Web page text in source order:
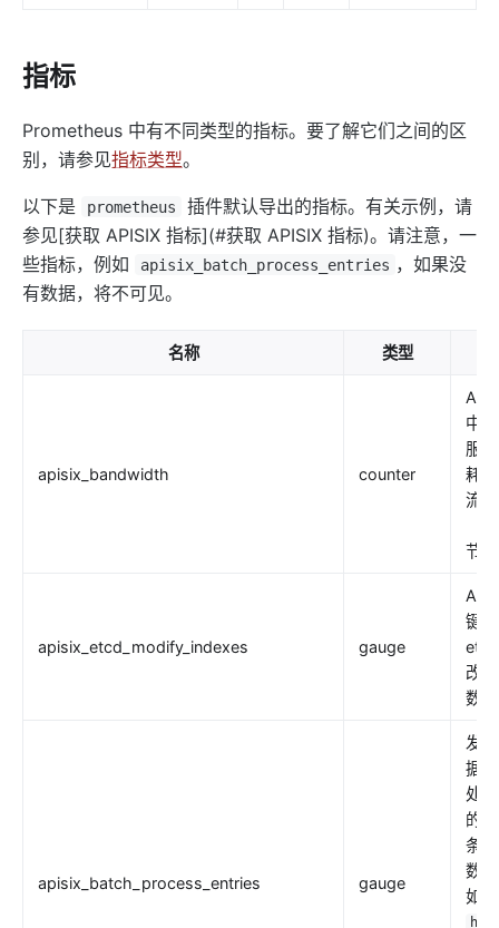
PubSub
Apache Kafka
redis
xRPC
路由 RadixTree
批处理器
TLS 双向认证
指标
Prometheus 中有不同类型的指标。要了解它们之间的区
别，请参见指标类型。
以下是 prometheus
插件默认导出的指标。有关示例，请
参见[获取 APISIX 指标](#获取 APISIX 指标)。请注意，一
些指标，例如
apisix_batch_process_entries ，如果没
有数据，将不可见。
名称 类型
apisix_bandwidth counter
中
服
耗
流量
节
apisix_etcd_modify_indexes gauge
键的
改次
数。
apisix_batch_process_entries gauge
发
据
处
的
条目
数
如